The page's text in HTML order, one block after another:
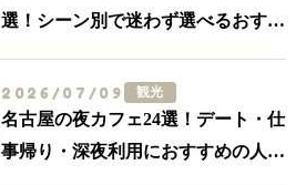
選！シーン別で迷わず選べるおすす
2026/07/09 観光
名古屋の夜カフェ24選！デート・仕
事帰り・深夜利用におすすめの人気